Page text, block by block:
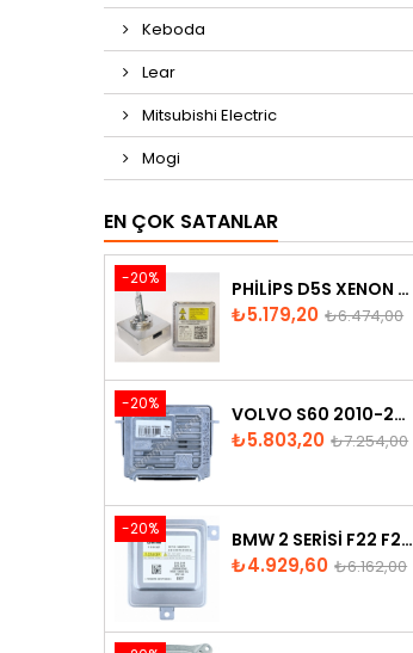
Keboda
Lear
Mitsubishi Electric
Mogi
EN ÇOK SATANLAR
-20% PHILIPS D5S XENON AMPUL
Fiyat
₺5.179,20 Normal
₺6.474,00
-20% VOLVO S60 2010-2018 XENON FAR BEYNI 31297942
Fiyat
₺5.803,20 Normal
₺7.254,00
-20% BMW 2 SERISI F22 F23 2013-2016 XENON FAR BEYNI 7318327
Fiyat
₺4.929,60 Normal
₺6.162,00